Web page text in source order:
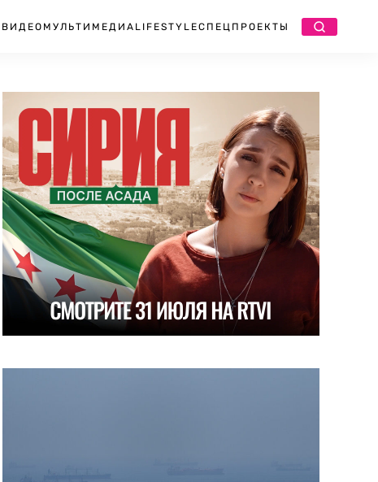
ВИДЕО МУЛЬТИМЕДИА LIFESTYLEСПЕЦПРОЕКТЫ